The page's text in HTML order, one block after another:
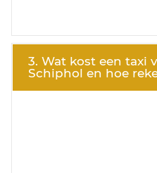
3. Wat kost een taxi
Schiphol en hoe